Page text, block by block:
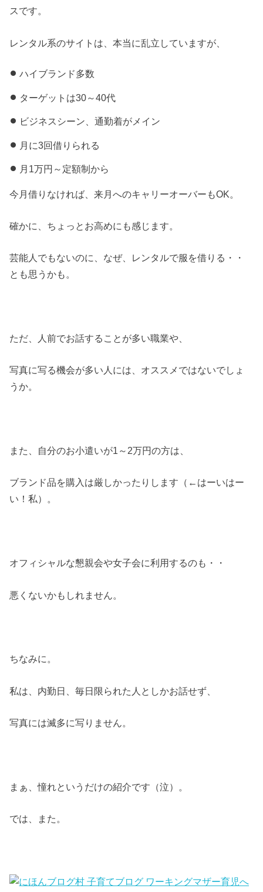
スです。
レンタル系のサイトは、本当に乱立していますが、
ハイブランド多数
ターゲットは30～40代
ビジネスシーン、通勤着がメイン
月に3回借りられる
月1万円～定額制から
今月借りなければ、来月へのキャリーオーバーもOK。
確かに、ちょっとお高めにも感じます。
芸能人でもないのに、なぜ、レンタルで服を借りる・・
とも思うかも。
ただ、人前でお話することが多い職業や、
写真に写る機会が多い人には、オススメではないでしょ
うか。
また、自分のお小遣いが1～2万円の方は、
ブランド品を購入は厳しかったりします（←はーいはー
い！私）。
オフィシャルな懇親会や女子会に利用するのも・・
悪くないかもしれません。
ちなみに。
私は、内勤日、毎日限られた人としかお話せず、
写真には滅多に写りません。
まぁ、憧れというだけの紹介です（泣）。
では、また。